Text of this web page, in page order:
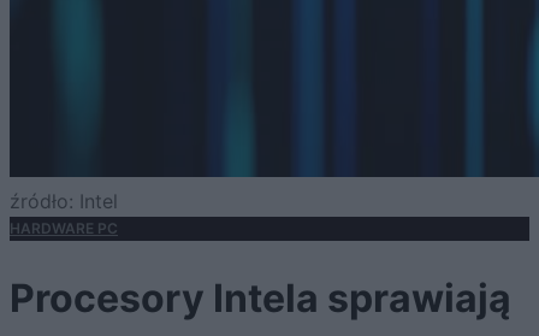
źródło: Intel
HARDWARE PC
Procesory Intela sprawiają